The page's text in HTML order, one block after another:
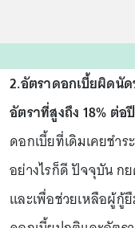
2.อัตราดอกเบี้ยผิดนั
อัตราที่สูงถึง 18% ต่อปี
ดอกเบี้ยที่เดิมเคยชำร
อย่างไรก็ดี ปัจจุบัน ก
และเพื่อช่วยเหลือผู้กู้